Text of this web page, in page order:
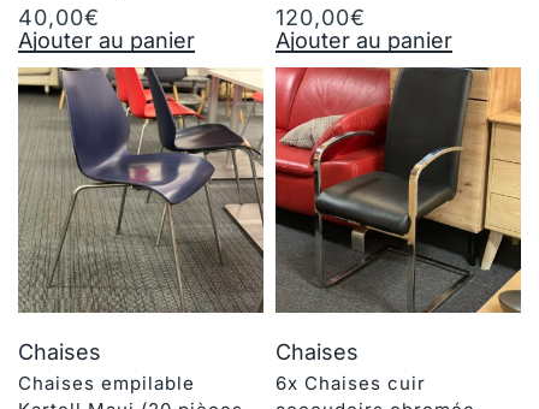
40,00€
Ajouter au panier
120,00€
Ajouter au panier
Chaises
Chaises empilable
Chaises
6x Chaises cuir